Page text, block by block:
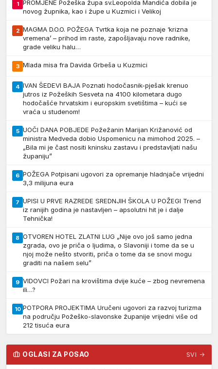
1
PROMJENE Požeška župa sv.Leopolda Mandića dobila je
novog župnika, kao i župe u Kuzmici i Velikoj
2 MAGMA D.O.O. POŽEGA Tvrtka koja ne poznaje ‘krizna
vremena’ – prihod im raste, zapošljavaju nove radnike,
grade veliku halu…
3 Mlada misa fra Davida Grbeša u Kuzmici
4 IVAN ŠEDEVI BAJA Poznati hodočasnik-pješak krenuo
jutros iz Požeških Sesveta na 4100 kilometara dugo
hodočašće hrvatskim i europskim svetištima – kući se
vraća u studenom!
5 UOČI DANA POBJEDE Požežanin Marijan Križanović od
ministra Medveda dobio Uspomenicu na mimohod 2025. –
„Bila mi je čast nositi kninsku zastavu i predstavljati našu
županiju”
6 POŽEGA Potpisani ugovori za opremanje hladnjače vrijedni
3,3 milijuna eura
7 UPISI U PRVE RAZREDE SREDNJIH ŠKOLA U POŽEGI Trend
iz ranijih godina je nastavljen – apsolutni hit je i dalje
Tehnička!
8 OTVOREN HOTEL ZLATNI LUG „Nije ovo još samo jedna
zgrada, ovo je priča o ljudima, o Slavoniji i tome da se u
njoj može nešto stvoriti, priča o tome da se snovi mogu
graditi na našem selu”
9 VIDOVCI Požari na krovištima dvije kuće – zbog nevremena
ili…?
10 POTPORA PROJEKTIMA Uručeni ugovori za razvoj turizma
na području Požeško-slavonske županije vrijedni više od
212 tisuća eura
OGLASI ZA POSAO SVI →